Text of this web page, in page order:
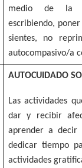
medio de la
escribiendo,
sientes, no
autocompasivo/a
AUTOCUIDADO
Las actividades
dar y recibir
aprender a decir
dedicar tiempo
actividades